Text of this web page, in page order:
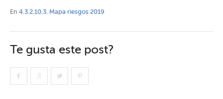
En 4.3.2.10.3. Mapa riesgos 2019
Te gusta este post?